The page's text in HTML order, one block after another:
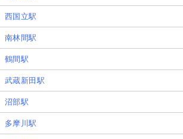
西国立駅
南林間駅
鶴間駅
武蔵新田駅
沼部駅
多摩川駅